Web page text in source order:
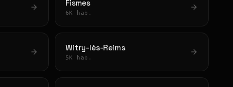
Fismes
6K hab.
Witry-lès-Reims
5K hab.